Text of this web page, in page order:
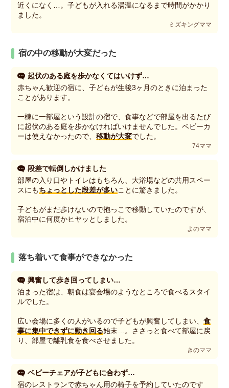
近くになく…。子どもが入れる湯温になるまで時間がかかり
ました。
ミズキングママ
宿の中の移動が大変だった
起伏のある庭を歩かなくてはいけず…
赤ちゃん歓迎の宿に、子どもが生後3ヶ月のときに泊まった
ことがあります。
一棟に一部屋という設計の宿で、食事などで部屋を出るたび
に起伏のある庭を歩かなければいけませんでした。ベビーカ
ーは使えなかったので、移動が大変でした。
74ママ
段差で転倒しかけました
部屋の入り口やトイレはもちろん、大浴場などの共用スペー
スにもちょっとした段差が多いことに驚きました。
子どもがまだ歩けないので抱っこで移動していたのですが、
宿泊中に何度かヒヤッとしました。
よのママ
落ち着いて食事ができなかった
興奮して歩き回ってしまい…
泊まった宿は、朝食は宴会場のようなところで食べるスタイ
ルでした。
広い会場に多くの人がいるので子どもが興奮してしまい、食
事に集中できずに動き回る始末…。ささっと食べて部屋に戻
り、部屋で離乳食を食べさせました。
きのママ
ベビーチェアが子どもに合わず…
宿のレストランで赤ちゃん用の椅子を予約していたのです